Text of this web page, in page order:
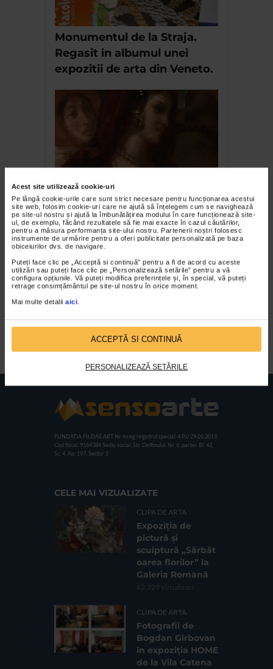
Acest site utilizează cookie-uri
Pe lângă cookie-urile care sunt strict necesare pentru funcționarea acestui
site web, folosim cookie-uri care ne ajută să înțelegem cum se navighează
pe site-ul nostru și ajută la îmbunătățirea modului în care funcționează site-
ul, de exemplu, făcând rezultatele să fie mai exacte în cazul căutărilor,
pentru a măsura performanța site-ului nostru. Partenerii noștri folosesc
instrumente de urmărire pentru a oferi publicitate personalizată pe baza
obiceiurilor dvs. de navigare.
Puteți face clic pe „Acceptă si continuă” pentru a fi de acord cu aceste
utilizări sau puteți face clic pe „Personalizează setările” pentru a vă
configura opțiunile. Vă puteți modifica preferințele și, în special, vă puteți
retrage consimțământul pe site-ul nostru în orice moment.
Mai multe detalii aici.
ACCEPTĂ SI CONTINUĂ
PERSONALIZEAZĂ SETĂRILE
Monumentul de la Straja.
Regasit in albumul unei
expozitii de arta din Veneto.
Patru secole de pictura
franceza IV
Felicia Ionescu
FUNDATIA FILDAS ART Nr inreg registrul special: 4 PJ/ 29.01.2013
Cod fiscal: 9164384 Sediu social: Str. Delfinului, Nr. 6, parter Bl. 42,
Sc. 4, Ap. 197, Sector 2
CELE MAI VIZUALIZATE
CLIPA DE ARTA
Expoziția de
pictură și
sculptură „Sărbăt
oarea florilor” la
Galeria Romană
62.729 vizualizari
CLIPA DE ARTA
Fotografii de
Bogdan Gîrbovan
în expoziția HOME
de la Vila Catena